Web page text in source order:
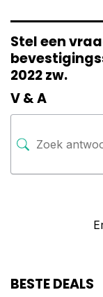
Stel een
2022 zw.
V & A
BESTE DEALS